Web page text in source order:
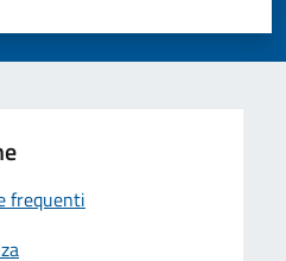
su 5
5
frequenti